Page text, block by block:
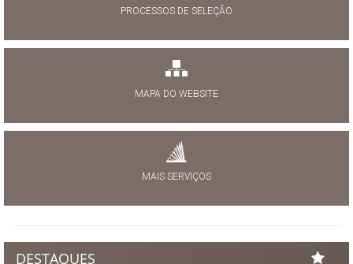
PROCESSOS DE SELEÇÃO
MAPA DO WEBSITE
MAIS SERVIÇOS
DESTAQUES